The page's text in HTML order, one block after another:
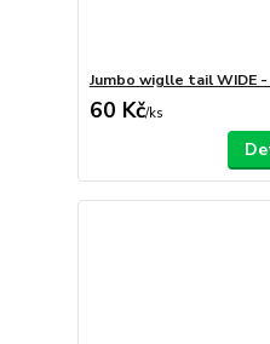
Jumbo wiglle tail WIDE
60 Kč/ks